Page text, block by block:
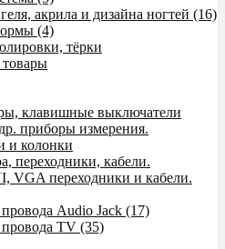
акрила и дизайна ногтей (16)
(4)
тёрки
клавишные выключатели
приборы измерения.
и колонки
переходники, кабели.
VGA переходники и кабели.
Audio Jack (17)
TV (35)